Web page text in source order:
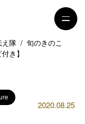
え隊 / 旬のきのこ
き】
2020.08.25